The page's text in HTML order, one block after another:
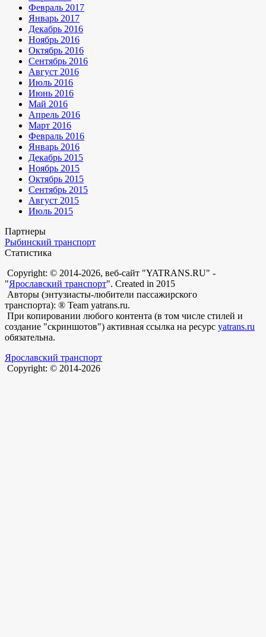
Февраль 2017
Январь 2017
Декабрь 2016
Ноябрь 2016
Октябрь 2016
Сентябрь 2016
Август 2016
Июль 2016
Июнь 2016
Май 2016
Апрель 2016
Март 2016
Февраль 2016
Январь 2016
Декабрь 2015
Ноябрь 2015
Октябрь 2015
Сентябрь 2015
Август 2015
Июль 2015
Партнеры
Рыбинский транспорт
Статистика
Copyright: © 2014-2026, веб-сайт "YATRANS.RU" -
"Ярославский транспорт". Created in 2015
Авторы (энтузиасты-любители пассажирского
транспорта): ® Team yatrans.ru.
При копировании любого контента (в том числе стилей и
создание "скриншотов") активная ссылка на ресурс yatrans.ru
обязательна.
Ярославский транспорт
Copyright: © 2014-2026